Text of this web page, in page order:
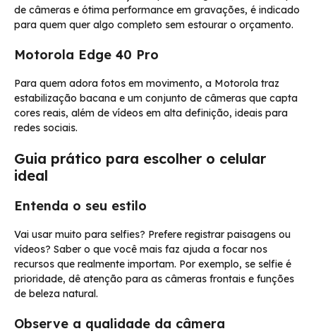
de câmeras e ótima performance em gravações, é indicado
para quem quer algo completo sem estourar o orçamento.
Motorola Edge 40 Pro
Para quem adora fotos em movimento, a Motorola traz
estabilização bacana e um conjunto de câmeras que capta
cores reais, além de vídeos em alta definição, ideais para
redes sociais.
Guia prático para escolher o celular
ideal
Entenda o seu estilo
Vai usar muito para selfies? Prefere registrar paisagens ou
vídeos? Saber o que você mais faz ajuda a focar nos
recursos que realmente importam. Por exemplo, se selfie é
prioridade, dê atenção para as câmeras frontais e funções
de beleza natural.
Observe a qualidade da câmera